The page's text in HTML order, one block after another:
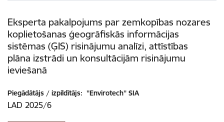
Eksperta pakalpojums par zemkopības nozares
koplietošanas ģeogrāfiskās informācijas
sistēmas (ĢIS) risinājumu analīzi, attīstības
plāna izstrādi un konsultācijām risinājumu
ieviešanā
Piegādātājs / izpildītājs: ''Envirotech'' SIA
LAD 2025/6